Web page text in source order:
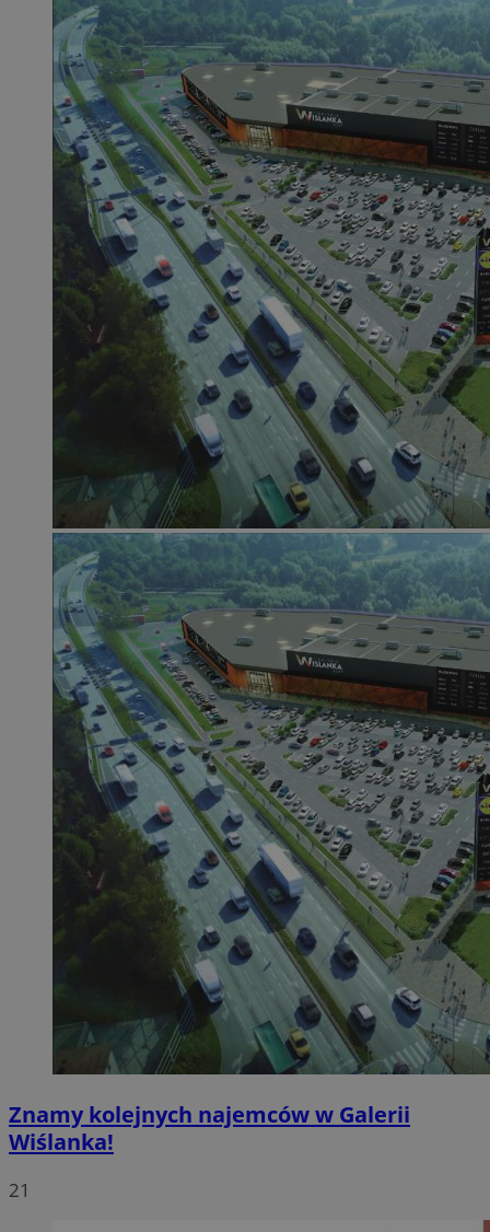
Znamy kolejnych najemców w Galerii
Wiślanka!
21